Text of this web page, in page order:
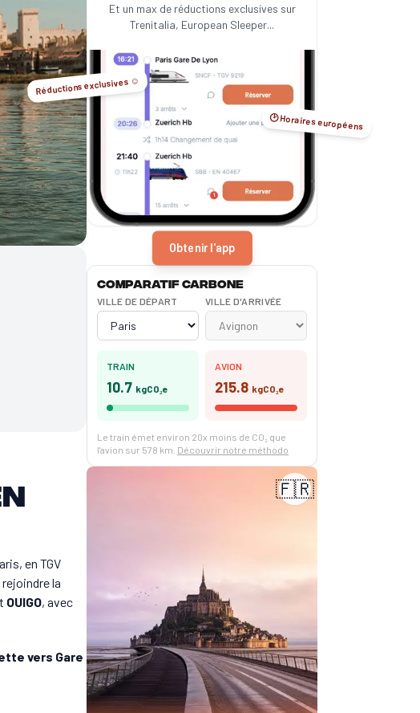
en TGV
la
OUIGO, avec
vers Gare
Et un max de réductions exclusives sur
Trenitalia, European Sleeper...
Réductions exclusives ☺️
🕑 Horaires européens
Obtenir l'app
Comparatif carbone
VILLE DE DÉPART VILLE D'ARRIVÉE
TRAIN
10.7 kgCO₂e
AVION
215.8 kgCO₂e
Le train émet environ 20x moins de CO₂ que
l'avion sur 578 km. Découvrir notre méthodo
🇫🇷